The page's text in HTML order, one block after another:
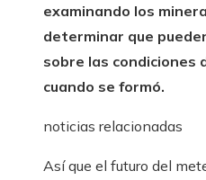
examinando los
determinar que
sobre las condiciones
cuando se formó.
noticias relacionadas
Así que el futuro del